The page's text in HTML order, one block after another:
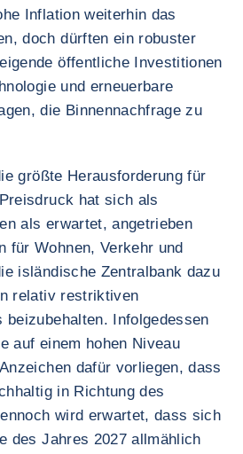
Inflation weiterhin das
doch dürften ein robuster
öffentliche Investitionen
und erneuerbare
die Binnennachfrage zu
größte Herausforderung für
hat sich als
als erwartet, angetrieben
für Wohnen, Verkehr und
isländische Zentralbank dazu
relativ restriktiven
beizubehalten. Infolgedessen
auf einem hohen Niveau
dafür vorliegen, dass
in Richtung des
wird erwartet, dass sich
des Jahres 2027 allmählich